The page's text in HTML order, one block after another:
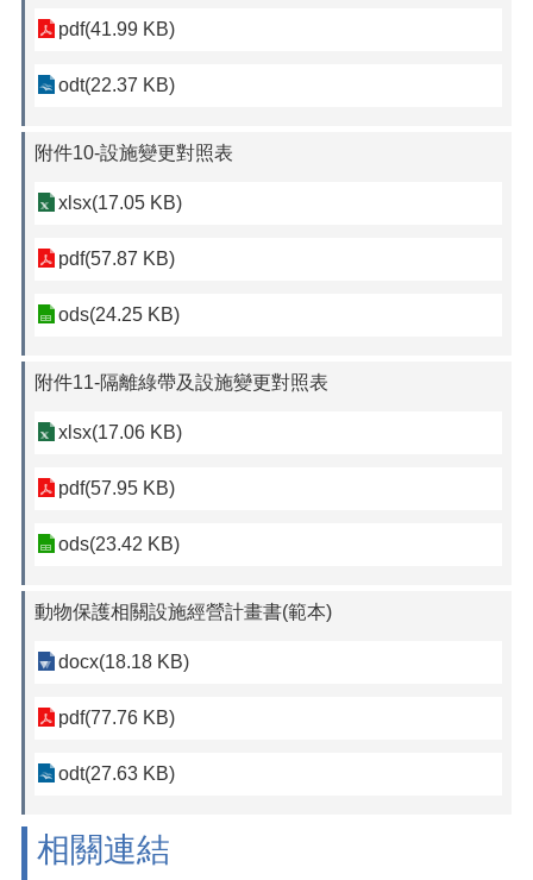
pdf(41.99 KB)
odt(22.37 KB)
附件10-設施變更對照表
xlsx(17.05 KB)
pdf(57.87 KB)
ods(24.25 KB)
附件11-隔離綠帶及設施變更對照表
xlsx(17.06 KB)
pdf(57.95 KB)
ods(23.42 KB)
動物保護相關設施經營計畫書(範本)
docx(18.18 KB)
pdf(77.76 KB)
odt(27.63 KB)
相關連結